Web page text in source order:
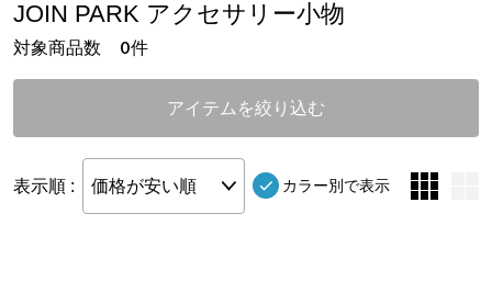
対象商品数 0件
JOIN PARK アクセサリー小物
アイテムを絞り込む
表示順 : 価格が安い順 カラー別で表示